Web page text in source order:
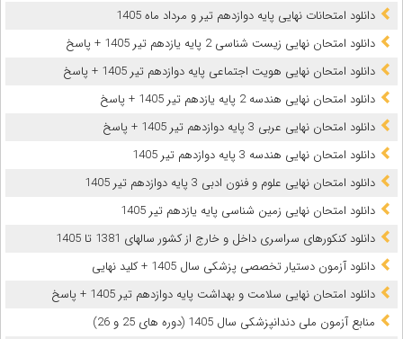
دانلود امتحانات نهایی پایه دوازدهم تیر و مرداد ماه 1405
دانلود امتحان نهایی زیست شناسی 2 پایه یازدهم تیر 1405 + پاسخ
دانلود امتحان نهایی هویت اجتماعی پایه دوازدهم تیر 1405 + پاسخ
دانلود امتحان نهایی هندسه 2 پایه یازدهم تیر 1405 + پاسخ
دانلود امتحان نهایی عربی 3 پایه دوازدهم تیر 1405 + پاسخ
دانلود امتحان نهایی هندسه 3 پایه دوازدهم تیر 1405
دانلود امتحان نهایی علوم و فنون ادبی 3 پایه دوازدهم تیر 1405
دانلود امتحان نهایی زمین شناسی پایه یازدهم تیر 1405
دانلود کنکورهای سراسری داخل و خارج از کشور سالهای 1381 تا 1405
دانلود آزمون دستیار تخصصی پزشکی سال 1405 + کلید نهایی
دانلود امتحان نهایی سلامت و بهداشت پایه دوازدهم تیر 1405 + پاسخ
ﻣﻨﺎﺑﻊ آزﻣﻮن ﻣﻠﯽ دندانپزشکی سال 1405 (دوره های 25 و 26)